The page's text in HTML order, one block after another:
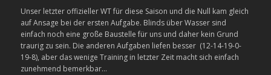
Unser letzter offizieller WT für diese Saison und die Null kam gleich
auf Ansage bei der ersten Aufgabe. Blinds über Wasser sind
einfach noch eine große Baustelle für uns und daher kein Grund
traurig zu sein. Die anderen Aufgaben liefen besser (12-14-19-0-
19-8), aber das wenige Training in letzter Zeit macht sich einfach
zunehmend bemerkbar…